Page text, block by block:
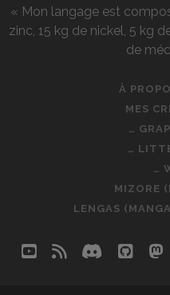
« Mon langage est
zinc, 15 kg de nickel, 5 kg
de
À
MES
…
…
…
MIZORE
LENGAS
youtube
rss discord